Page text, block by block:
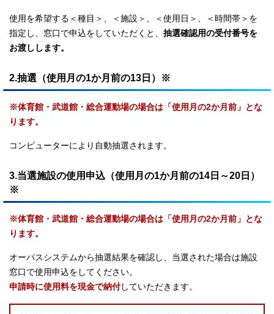
使用を希望する＜種目＞、＜施設＞、＜使用日＞、＜時間帯＞を
指定し、窓口で申込をしていただくと、 抽選確認用の受付番号を
お渡しします。
2.抽選（使用月の1か月前の13日）※
※体育館・武道館・総合運動場の場合は「使用月の2か月前」とな
ります。
コンピューターにより自動抽選されます。
3.当選施設の使用申込（使用月の1か月前の14日～20日）
※
※体育館・武道館・総合運動場の場合は「使用月の2か月前」とな
ります。
オーパスシステムから抽選結果を確認し、当選された場合は施設
窓口で使用申込をしてください。
申請時に使用料を現金で納付していただきます。